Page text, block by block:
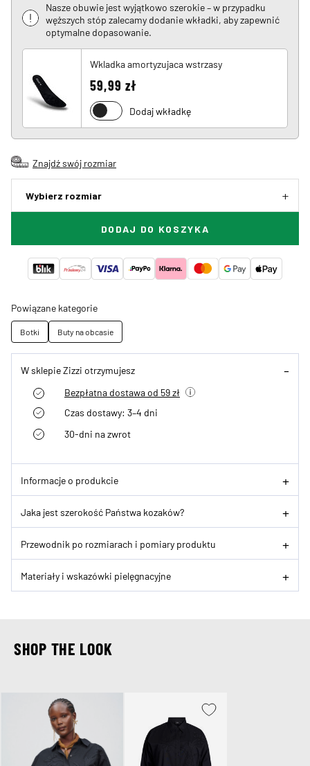
Nasze obuwie jest wyjątkowo szerokie – w przypadku
węższych stóp zalecamy dodanie wkładki, aby zapewnić
optymalne dopasowanie.
Wkladka amortyzujaca wstrzasy
59,99 zł
Dodaj wkładkę
Znajdź swój rozmiar
Wybierz rozmiar
DODAJ DO KOSZYKA
Powiązane kategorie
Botki Buty na obcasie
W sklepie Zizzi otrzymujesz
Bezpłatna dostawa od 59 zł
Czas dostawy: 3–4 dni
30-dni na zwrot
Informacje o produkcie
Jaka jest szerokość Państwa kozaków?
Przewodnik po rozmiarach i pomiary produktu
Materiały i wskazówki pielęgnacyjne
SHOP THE LOOK